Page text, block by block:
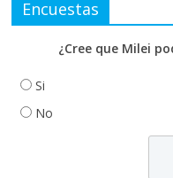
Encuestas
¿Cree que Milei
Si
No